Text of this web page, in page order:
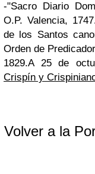
-"Sacro Diario
O.P. Valencia,
de los Santos
Orden de
1829.A 25 de
Crispín y
Volver a la